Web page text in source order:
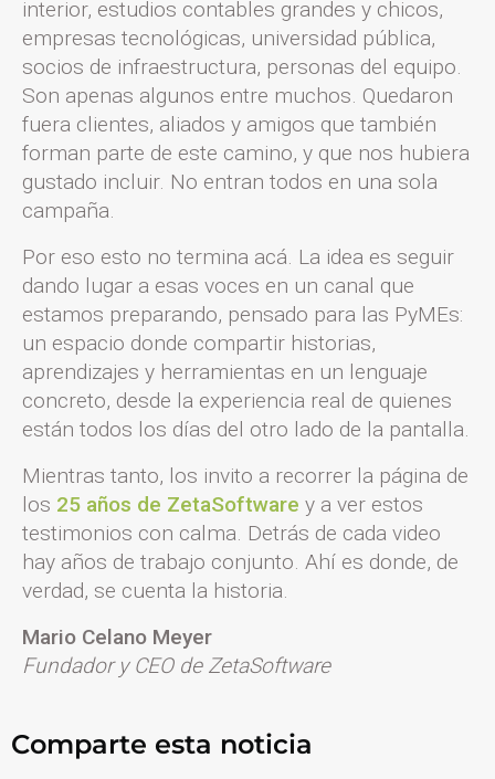
interior, estudios contables grandes y chicos,
empresas tecnológicas, universidad pública,
socios de infraestructura, personas del equipo.
Son apenas algunos entre muchos. Quedaron
fuera clientes, aliados y amigos que también
forman parte de este camino, y que nos hubiera
gustado incluir. No entran todos en una sola
campaña.
Por eso esto no termina acá. La idea es seguir
dando lugar a esas voces en un canal que
estamos preparando, pensado para las PyMEs:
un espacio donde compartir historias,
aprendizajes y herramientas en un lenguaje
concreto, desde la experiencia real de quienes
están todos los días del otro lado de la pantalla.
Mientras tanto, los invito a recorrer la página de
los 25 años de ZetaSoftware y a ver estos
testimonios con calma. Detrás de cada video
hay años de trabajo conjunto. Ahí es donde, de
verdad, se cuenta la historia.
Mario Celano Meyer
Fundador y CEO de ZetaSoftware
Comparte esta noticia